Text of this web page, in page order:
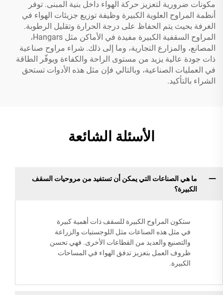
مكونات ضرورية لتعزيز حركة الهواء داخل بنية المبنى. توفر
أنظمة المراوح العلوية الكبيرة وظيفة توزيع جزيئات الهواء في
الغرفة بحيث يتم الحفاظ على درجة الحرارة وتقليل الرطوبة.
المراوح السقفية الكبيرة مفيدة في الأماكن مثل Hangars،
المصانع، والمزارع التجارية، وما إلى ذلك. شراء مراوح صناعية
ذات جودة عالية يزيد من مستوى الراحة والكفاءة ويوفّر الطاقة
في العمليات الصناعية، وبالتالي فإن مثل هذه الأدوات تستحق
الشراء بالتأكيد.
الأسئلة الشائعة
ما هي الصناعات التي يمكن أن تستفيد من مروحيات السقف
الكبيرة؟
ستكون المراوح الكبيرة للسقف ذات أهمية كبيرة
في مثل هذه الصناعات مثل اللوجستيات والزراعة
والتصنيع والعديد من القطاعات الأخرى. فهي تحسن
ظروف العمل بتعزيز تدفق الهواء في المساحات
الكبيرة.